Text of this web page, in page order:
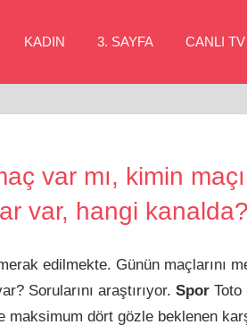
KADIN 3. SAYFA CANLI
var mı, kimin
var, hangi kanalda?
edilmekte. Günün maçlarını
Sorularını araştırıyor. SporToto
maksimum dört gözle beklenen